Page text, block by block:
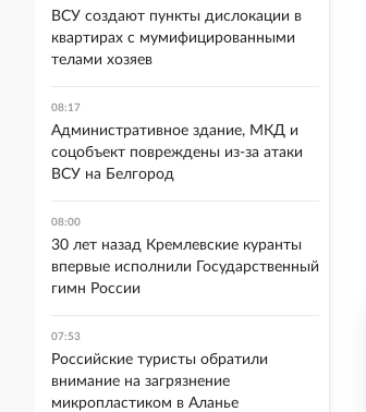
ВСУ создают пункты дислокации в
квартирах с мумифицированными
телами хозяев
08:17
Административное здание, МКД и
соцобъект повреждены из-за атаки
ВСУ на Белгород
08:00
30 лет назад Кремлевские куранты
впервые исполнили Государственный
гимн России
07:53
Российские туристы обратили
внимание на загрязнение
микропластиком в Аланье